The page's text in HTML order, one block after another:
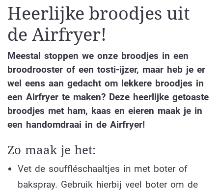
Heerlijke broodjes uit
de Airfryer!
Meestal stoppen we onze broodjes in een
broodrooster of een tosti-ijzer, maar heb je er
wel eens aan gedacht om lekkere broodjes in
een Airfryer te maken? Deze heerlijke getoaste
broodjes met ham, kaas en eieren maak je in
een handomdraai in de Airfryer!
Zo maak je het:
Vet de souffléschaaltjes in met boter of
bakspray. Gebruik hierbij veel boter om de